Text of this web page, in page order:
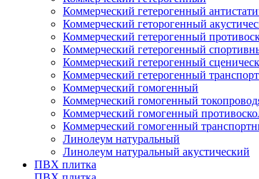
Коммерческий гетерогенный
Коммерческий геторогенный
Коммерческий гетерогенный
Коммерческий гетерогенный
Коммерческий гетерогенный
Коммерческий гетерогенный
Коммерческий гомогенный
Коммерческий гомогенный
Коммерческий гомогенный
Коммерческий гомогенный
Линолеум натуральный
Линолеум натуральный акустический
ПВХ плитка